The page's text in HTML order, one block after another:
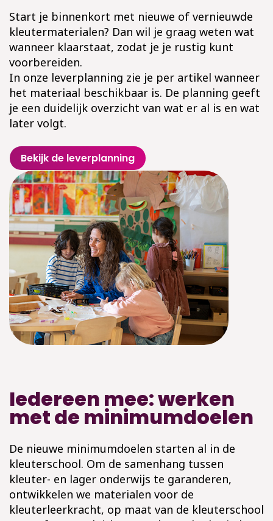
Start je binnenkort met nieuwe of vernieuwde
kleutermaterialen? Dan wil je graag weten wat
wanneer klaarstaat, zodat je je rustig kunt
voorbereiden.
In onze leverplanning zie je per artikel wanneer
het materiaal beschikbaar is. De planning geeft
je een duidelijk overzicht van wat er al is en wat
later volgt.
Bekijk de leverplanning
Iedereen mee: werken
met de minimumdoelen
De nieuwe minimumdoelen starten al in de
kleuterschool. Om de samenhang tussen
kleuter- en lager onderwijs te garanderen,
ontwikkelen we materialen voor de
kleuterleerkracht, op maat van de kleuterschool